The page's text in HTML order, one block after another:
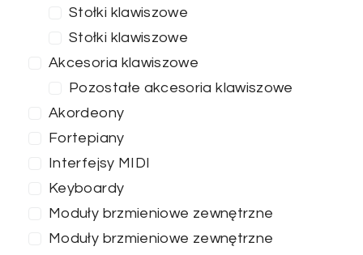
Stołki klawiszowe
Stołki klawiszowe
Akcesoria klawiszowe
Pozostałe akcesoria klawiszowe
Akordeony
Fortepiany
Interfejsy MIDI
Keyboardy
Moduły brzmieniowe zewnętrzne
Moduły brzmieniowe zewnętrzne